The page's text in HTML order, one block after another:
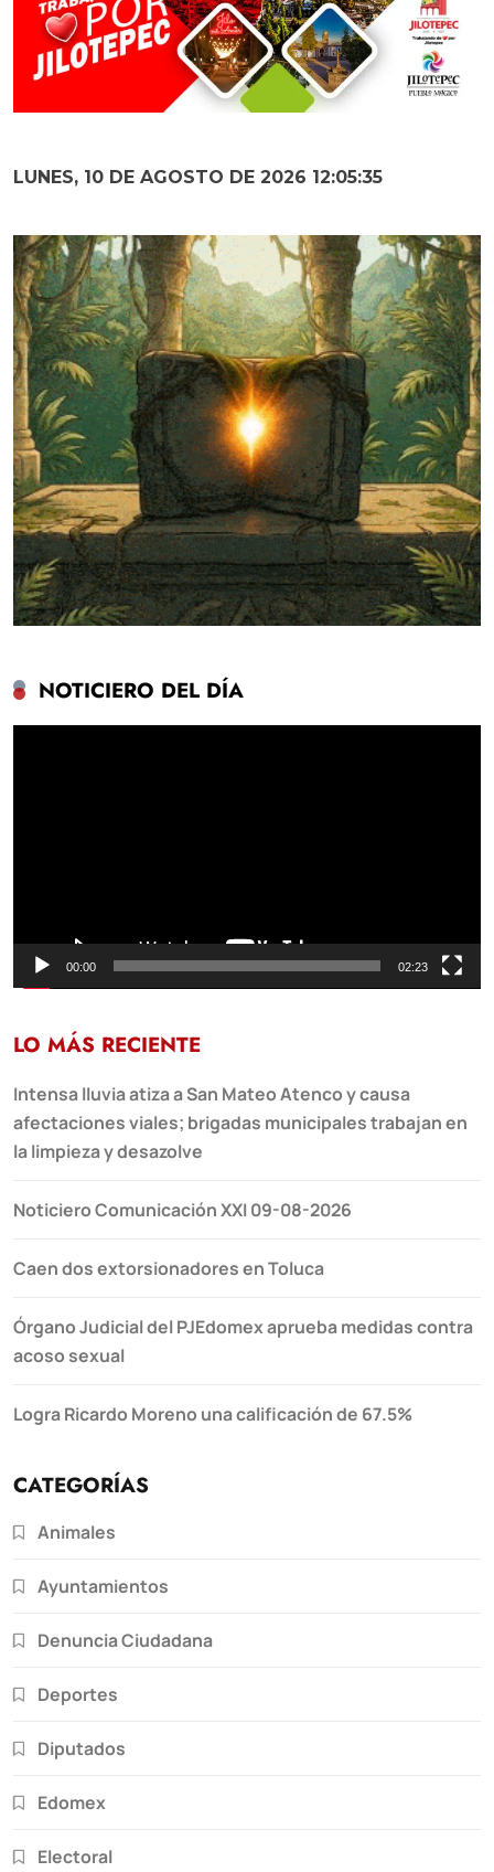
LUNES, 10 DE AGOSTO DE 2026 12:05:36
NOTICIERO DEL DÍA
00:00 02:23
LO MÁS RECIENTE
Intensa lluvia atiza a San Mateo Atenco y causa
afectaciones viales; brigadas municipales trabajan en
la limpieza y desazolve
Noticiero Comunicación XXI 09-08-2026
Caen dos extorsionadores en Toluca
Órgano Judicial del PJEdomex aprueba medidas contra
acoso sexual
Logra Ricardo Moreno una calificación de 67.5%
CATEGORÍAS
Animales
Ayuntamientos
Denuncia Ciudadana
Deportes
Diputados
Edomex
Electoral